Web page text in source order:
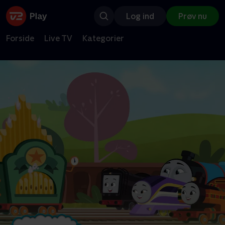
Log ind Prøv nu
Forside Live TV Kategorier